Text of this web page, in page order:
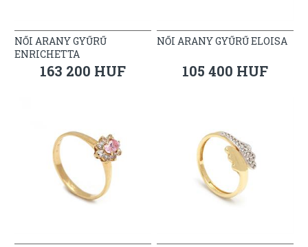
NŐI ARANY GYŰRŰ
ENRICHETTA
163 200 HUF
NŐI ARANY GYŰRŰ ELOISA
105 400 HUF